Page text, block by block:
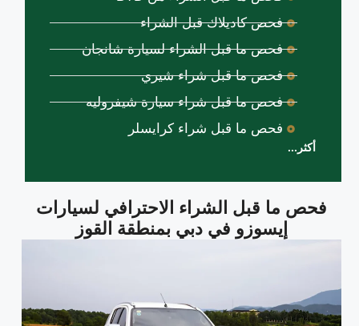
فحص ما قبل الشراء الاحترافي لسيارات
إيسوزو في دبي بمنطقة القوز
فحص كاديلاك قبل الشراء
فحص ما قبل الشراء لسيارة شانجان
فحص ما قبل شراء شيري
فحص ما قبل شراء سيارة شيفروليه
فحص ما قبل شراء كرايسلر
أكثر...